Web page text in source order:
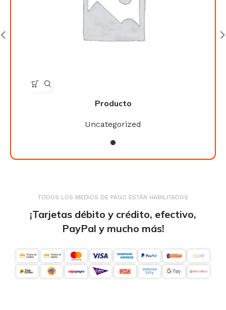
Producto
Uncategorized
TODOS LOS MEDIOS DE PAGO ESTÁN HABILITADOS
¡Tarjetas débito y crédito, efectivo,
PayPal y mucho más!